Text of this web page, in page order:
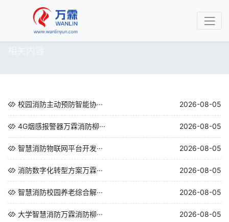
校园消防主动预防智能协··· 2026-08-05
4G烟感报警器万霖消防柳··· 2026-08-05
智慧消防物联网平台开发··· 2026-08-05
消防数字化转型方案万霖··· 2026-08-05
智慧消防校园养老综合解··· 2026-08-05
大学智慧消防万霖消防柳··· 2026-08-05